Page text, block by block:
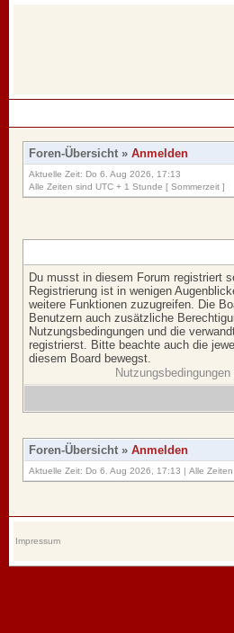
Foren-Übersicht » Anmelden
Aktuelle Zeit: Do 6. Aug 2026, 17:13
Alle Zeiten sind UTC + 1 Stunde [ Sommerzeit ]
Du musst in diesem Forum registriert
Registrierung ist in wenigen
weitere Funktionen zuzugreifen. Die
Benutzern auch zusätzliche
Nutzungsbedingungen und die
registrierst. Bitte beachte auch die
diesem Board bewegst.
Nutzungsbedingungen
Foren-Übersicht » Anmelden
Aktuelle Zeit: Do 6. Aug 2026, 17:13 | Alle
Impressum